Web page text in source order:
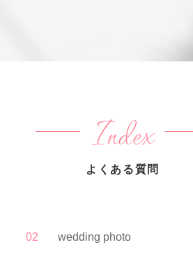
Index
よくある質問
02 wedding photo